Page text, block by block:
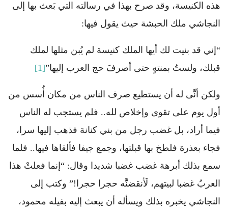
هذه الكنيسة، وقد صرح بهذا في رسالته التي بَعث بها إلى
النجاشي ملك الحبشة حيث يقول فيها:
“إني قد بنيت لك أيها الملك كنيسة لم يُبن مثلها لملك
قبلك، ولستُ بمنتهٍ حتى أصرفَ حج العرب إليها”[1]
ولكن أنَّى له أن يستطيع صرف الناس من مكان أُسس من
أول يوم على تقوى وإخلاص لله.. فلم يستجب له الناس
فيما أراد، بل غضب رجل من بني كنانة فذهب إليها سرا،
فجاء بعذرة فلطخ بها قبلتها، وجمع جيفا فألقاها فيها.. فلما
سمع بذلك أبرهة غضب غضبا شديدا وقال: “إنما فعلتْ هذا
العربُ غضبا لبيتهم، لَأنقضنَّه حجرا حجرا!” وكتب إلى
النجاشي يخبره بذلك ويسأله أن يبعث إليه بفيله محمود،